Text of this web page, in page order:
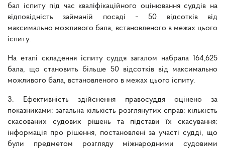
бал іспиту під час кваліфікаційного оцінювання суддів на
відповідність займаній посаді − 50 відсотків від
максимально можливого бала, встановленого в межах цього
іспиту.
На етапі складення іспиту суддя загалом набрала 164,625
бала, що становить більше 50 відсотків від максимально
можливого бала, встановленого в межах цього іспиту.
3. Ефективність здійснення правосуддя оцінено за
показниками: загальна кількість розглянутих справ; кількість
скасованих судових рішень та підстави їх скасування;
інформація про рішення, постановлені за участі судді, що
були предметом розгляду міжнародними судовими